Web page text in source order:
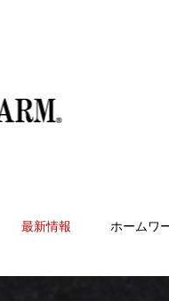
最新情報 ホームワ